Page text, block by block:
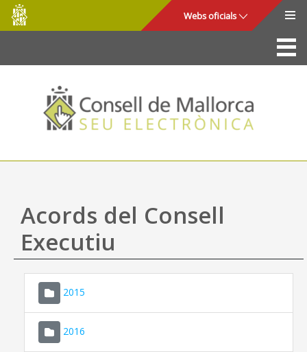
Salta al contingut principal
Consell
de
Mallorca
Webs oficials
La Seu
Consell de Mallorca
Accés i seguretat
Utilitats
Ajuda
Acords del Consell
Executiu
2015
2016